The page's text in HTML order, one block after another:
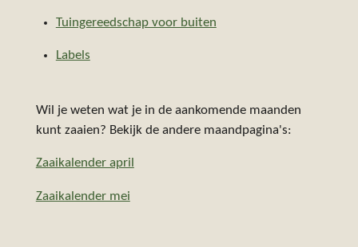
Tuingereedschap voor buiten
Labels
Wil je weten wat je in de aankomende maanden
kunt zaaien? Bekijk de andere maandpagina's:
Zaaikalender april
Zaaikalender mei